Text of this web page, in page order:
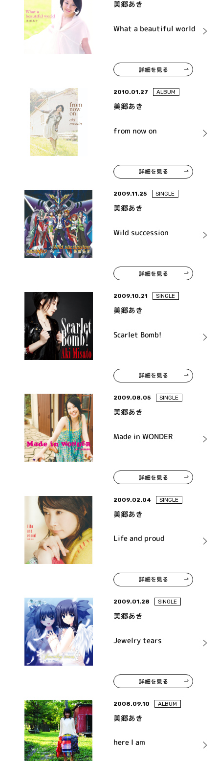
美郷あき
What a beautiful world
詳細を見る
2010.01.27 ALBUM
美郷あき
from now on
詳細を見る
2009.11.25 SINGLE
美郷あき
Wild succession
詳細を見る
2009.10.21 SINGLE
美郷あき
Scarlet Bomb!
詳細を見る
2009.08.05 SINGLE
美郷あき
Made in WONDER
詳細を見る
2009.02.04 SINGLE
美郷あき
Life and proud
詳細を見る
2009.01.28 SINGLE
美郷あき
Jewelry tears
詳細を見る
2008.09.10 ALBUM
美郷あき
here I am